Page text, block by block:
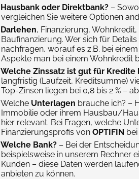
Hausbank oder Direktbank? –
vergleichen Sie weitere Optionen
Darlehen, Finanzierung,
Baufinanzierung. Wer sich für
nachfragen, worauf es z.B. bei
Aspekte man bei einem Wohnkredit
Welche Zinssatz ist gut für Kredite
langfristig (Laufzeit, Kreditsumme)
Top-Zinsen liegen bei 0,8 bis 2 % –
Welche Unterlagen brauche ich? –
Immobilie oder ihrem Hausbau/
hier relevant. Bei Fragen, welche
Finanzierungsprofis von OPTIFIN
Welche Bank? – Bei der
beispielsweise in unserem Rechner
Kunden – diese Daten werden
anbieten zu können.